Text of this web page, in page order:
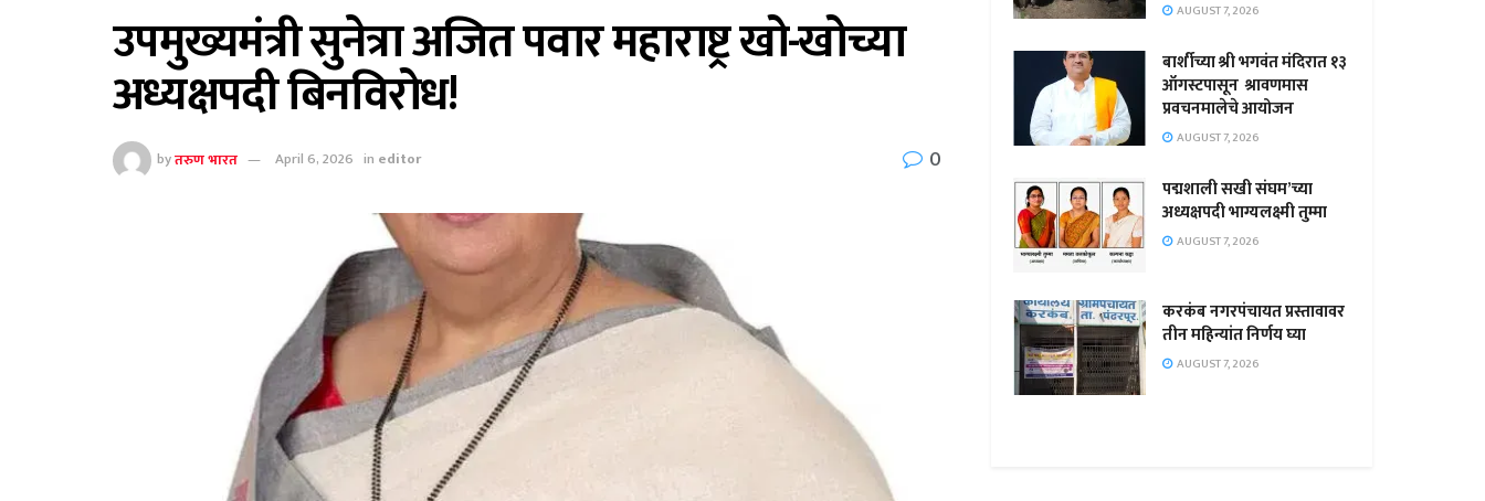
उपमुख्यमंत्री सुनेत्रा अजित पवार महाराष्ट्र खो-खोच्या
अध्यक्षपदी बिनविरोध!
byतरुण भारत April 6, 2026 in editor 0
AUGUST 7, 2026
बार्शीच्या श्री भगवंत मंदिरात १३
ऑगस्टपासून श्रावणमास
प्रवचनमालेचे आयोजन
AUGUST 7, 2026
पद्मशाली सखी संघम’च्या
अध्यक्षपदी भाग्यलक्ष्मी तुम्मा
AUGUST 7, 2026
करकंब नगरपंचायत प्रस्तावावर
तीन महिन्यांत निर्णय घ्या
AUGUST 7, 2026